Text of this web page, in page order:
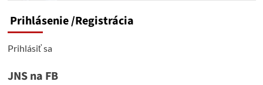
Prihlásenie/Registrácia
Prihlásiť sa
JNS na FB